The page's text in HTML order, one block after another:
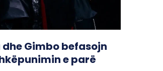
Gimbo befasojn
e parë